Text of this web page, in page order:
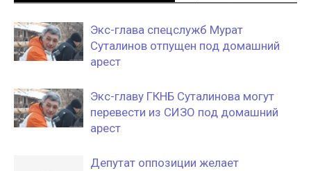
Экс-глава спецслужб Мурат
Суталинов отпущен под домашний
арест
Экс-главу ГКНБ Суталинова могут
перевести из СИЗО под домашний
арест
Депутат оппозиции желает